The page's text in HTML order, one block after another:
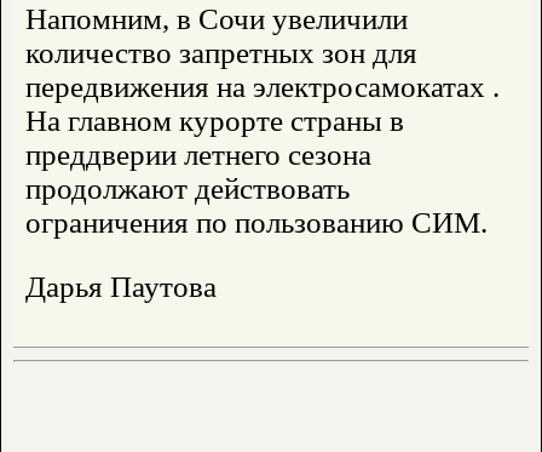
Напомним, в Сочи увеличили
количество запретных зон для
передвижения на электросамокатах .
На главном курорте страны в
преддверии летнего сезона
продолжают действовать
ограничения по пользованию СИМ.
Дарья Паутова